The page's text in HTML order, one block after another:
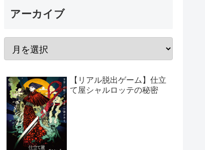
アーカイブ
【リアル脱出ゲーム】仕立
て屋シャルロッテの秘密